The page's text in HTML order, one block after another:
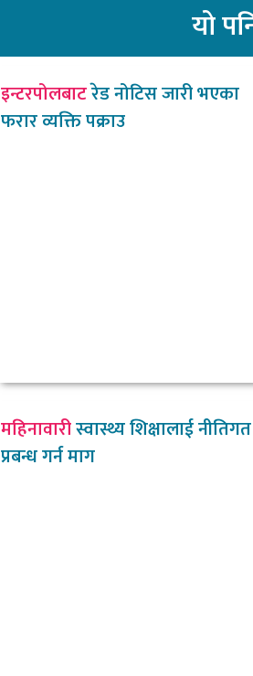
यो
इन्टरपोलबाटरेड नोटिस जारी भएका
फरार व्यक्ति पक्राउ
महिनावारीस्वास्थ्य शिक्षालाई नीतिगत
प्रबन्ध गर्न माग